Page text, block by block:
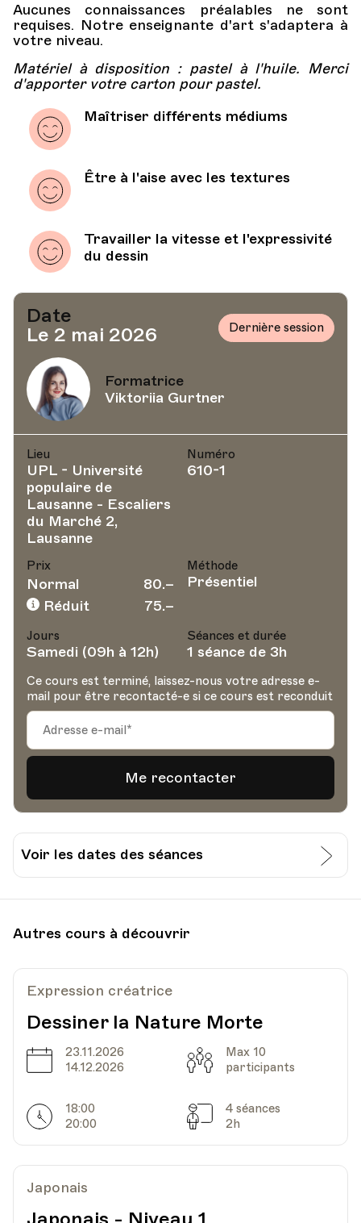
Aucunes connaissances préalables ne sont
requises. Notre enseignante d'art s'adaptera à
votre niveau.
Matériel à disposition : pastel à l'huile. Merci
d'apporter votre carton pour pastel.
Maîtriser différents médiums
Être à l'aise avec les textures
Travailler la vitesse et l'expressivité
du dessin
Date
Le 2 mai 2026
Dernière session
Formatrice
Viktoriia Gurtner
Lieu
UPL - Université
populaire de
Lausanne - Escaliers
du Marché 2,
Lausanne
Numéro
610-1
Prix
Normal
80.–
Réduit
75.–
Méthode
Présentiel
Jours
Samedi (09h à 12h)
Séances et durée
1 séance de 3h
Ce cours est terminé, laissez-nous votre adresse e-
mail pour être recontacté-e si ce cours est reconduit
Voir les dates des séances
Escaliers du Marché 2, Lausanne
Autres cours à découvrir
Expression créatrice
Dessiner la Nature Morte
Date
23.11.2026
14.12.2026
Capacité
Max 10
participants
Horarires
18:00
20:00
Séances
4 séances
2h
Japonais